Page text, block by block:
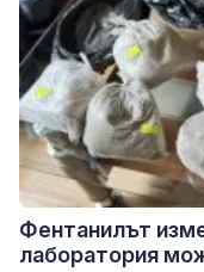
Фентанилът
лаборатория